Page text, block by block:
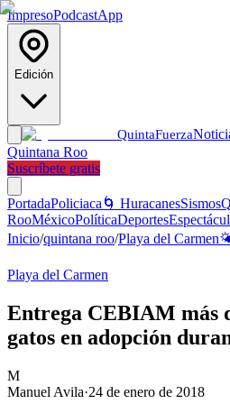
ImpresoPodcastApp
Edición
QuintaFuerza
Quintana Roo
Suscríbete gratis
PortadaPoliciaca 🌀 HuracanesSismos
RooMéxicoPolíticaDeportes
Inicio/quintana roo/Playa del Carmen
Playa del Carmen
Entrega CEBIAM más
gatos en adopción
M
Manuel Avila·24 de enero de 2018